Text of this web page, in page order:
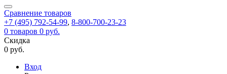
Запомнить
меня
Забыли
перейдя
по
которой
вы
задать
для
смены
пароля.
Сменить
пользовательского
Сравнение товаров
+7 (495) 792-54-99, 8-800-700-23-23
0 товаров 0 руб.
Скидка
0 руб.
Вход